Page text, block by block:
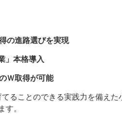
の進路選びを実現
」本格導入
Ｗ取得が可能
ることのできる実践力を備えた
す。